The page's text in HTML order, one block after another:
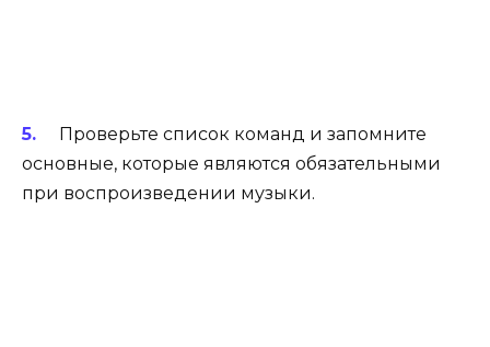
Проверьте список команд и запомните
основные, которые являются обязательными
при воспроизведении музыки.